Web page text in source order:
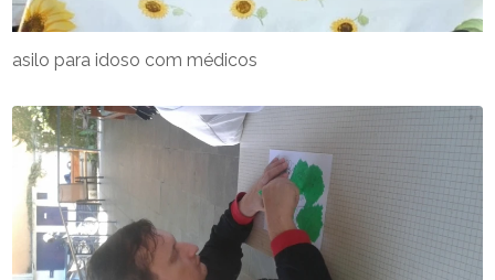
asilo para idoso com médicos